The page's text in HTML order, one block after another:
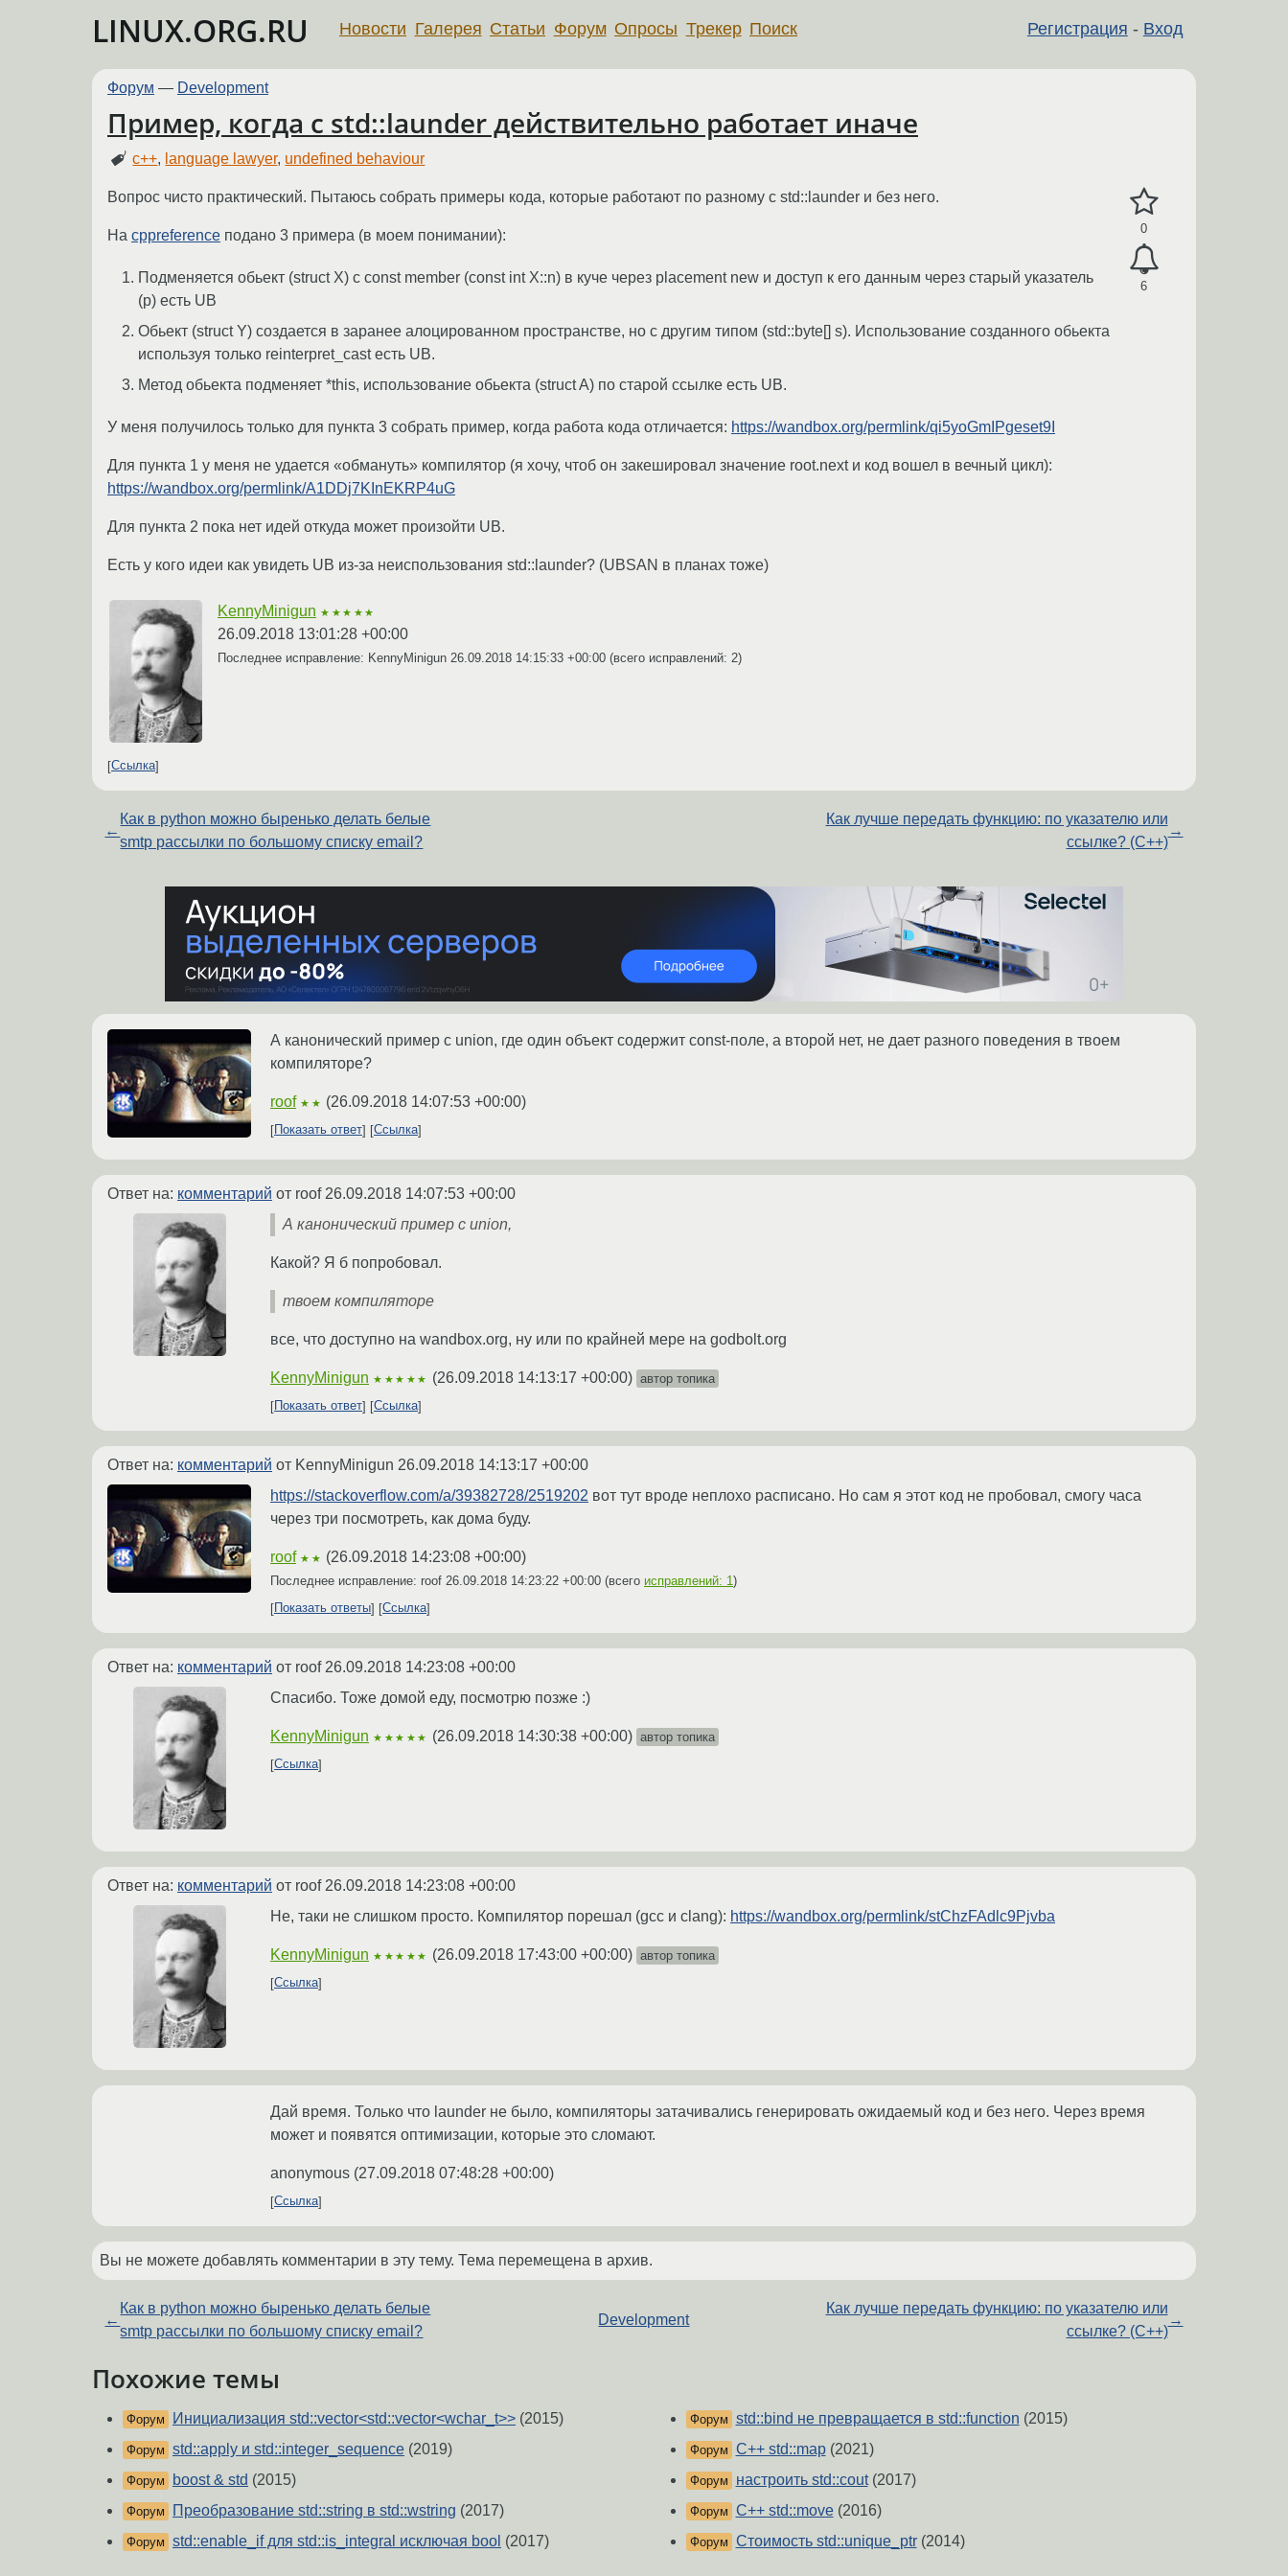
LINUX.ORG.RU Регистрация - Вход
Новости Галерея Статьи Форум Опросы Трекер Поиск
Форум — Development
Пример, когда с std::launder действительно работает иначе
c++, language lawyer, undefined behaviour
0
6
Вопрос чисто практический. Пытаюсь собрать примеры кода, которые работают по разному с std::launder и без него.
На cppreference подано 3 примера (в моем понимании):
Подменяется обьект (struct X) с const member (const int X::n) в куче через placement new и доступ к его данным через старый указатель
(p) есть UB
Обьект (struct Y) создается в заранее алоцированном пространстве, но с другим типом (std::byte[] s). Использование созданного обьекта
используя только reinterpret_cast есть UB.
Метод обьекта подменяет *this, использование обьекта (struct A) по старой ссылке есть UB.
У меня получилось только для пункта 3 собрать пример, когда работа кода отличается: https://wandbox.org/permlink/qi5yoGmIPgeset9I
Для пункта 1 у меня не удается «обмануть» компилятор (я хочу, чтоб он закешировал значение root.next и код вошел в вечный цикл):
https://wandbox.org/permlink/A1DDj7KInEKRP4uG
Для пункта 2 пока нет идей откуда может произойти UB.
Есть у кого идеи как увидеть UB из-за неиспользования std::launder? (UBSAN в планах тоже)
KennyMinigun ★★★★★
26.09.2018 13:01:28 +00:00
Последнее исправление: KennyMinigun 26.09.2018 14:15:33 +00:00 (всего исправлений: 2)
Ссылка
←
Как в python можно быренько делать белые
smtp рассылки по большому списку email?
Как лучше передать функцию: по указателю или
ссылке? (C++)
→
А канонический пример с union, где один объект содержит const-поле, а второй нет, не дает разного поведения в твоем
компиляторе?
roof ★★ (26.09.2018 14:07:53 +00:00)
Показать ответ Ссылка
Ответ на: комментарий от roof 26.09.2018 14:07:53 +00:00
А канонический пример с union,
Какой? Я б попробовал.
твоем компиляторе
все, что доступно на wandbox.org, ну или по крайней мере на godbolt.org
KennyMinigun ★★★★★ (26.09.2018 14:13:17 +00:00) автор топика
Показать ответ
Ссылка
Ответ на: комментарий от KennyMinigun 26.09.2018 14:13:17 +00:00
https://stackoverflow.com/a/39382728/2519202 вот тут вроде неплохо расписано. Но сам я этот код не пробовал, смогу часа
через три посмотреть, как дома буду.
roof ★★ (26.09.2018 14:23:08 +00:00)
Последнее исправление: roof 26.09.2018 14:23:22 +00:00 (всего исправлений: 1 )
Показать ответы
Ссылка
Ответ на: комментарий от roof 26.09.2018 14:23:08 +00:00
Спасибо. Тоже домой еду, посмотрю позже :)
KennyMinigun ★★★★★ (26.09.2018 14:30:38 +00:00) автор топика
Ссылка
Ответ на: комментарий от roof 26.09.2018 14:23:08 +00:00
Не, таки не слишком просто. Компилятор порешал (gcc и clang): https://wandbox.org/permlink/stChzFAdlc9Pjvba
KennyMinigun ★★★★★ (26.09.2018 17:43:00 +00:00) автор топика
Ссылка
Дай время. Только что launder не было, компиляторы затачивались генерировать ожидаемый код и без него. Через время
может и появятся оптимизации, которые это сломают.
anonymous (27.09.2018 07:48:28 +00:00)
Ссылка
Вы не можете добавлять комментарии в эту тему. Тема перемещена в архив.
←
Как в python можно быренько делать белые
smtp рассылки по большому списку email?
Development
Как лучше передать функцию: по указателю или
ссылке? (C++)
→
Похожие темы
Форум Инициализация std::vector<std::vector<wchar_t>> (2015)
Форум std::apply и std::integer_sequence (2019)
Форум boost & std (2015)
Форум Преобразование std::string в std::wstring (2017)
Форум std::enable_if для std::is_integral исключая bool (2017)
Форум std::bind не превращается в std::function (2015)
Форум C++ std::map(2021)
Форум настроить std::cout(2017)
Форум C++ std::move(2016)
Форум Стоимость std::unique_ptr(2014)